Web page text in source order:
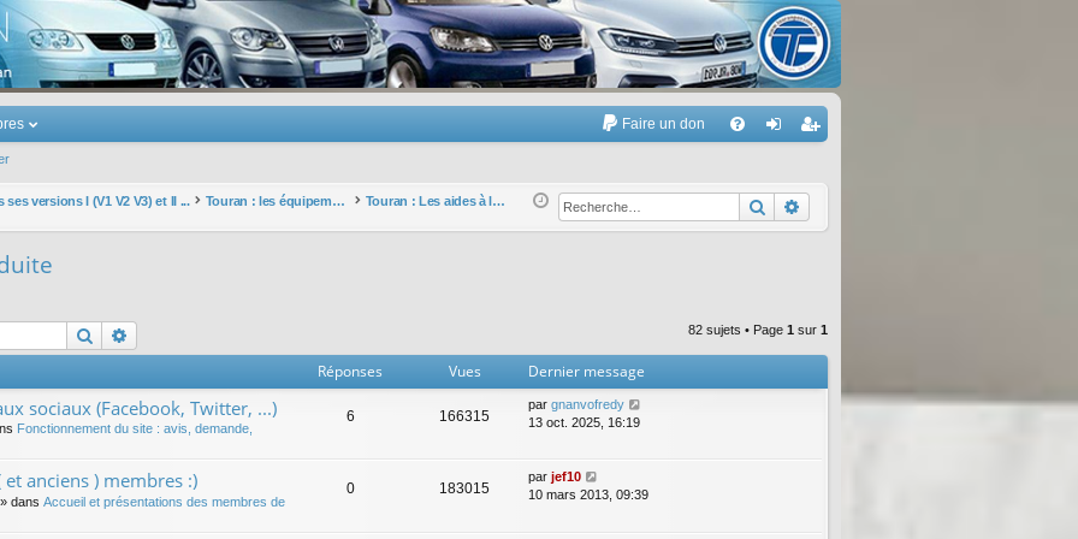
Touran
Faire un don
Q ne
xi
nr
eg
r
versions I (V1 V2 V3) et II ... Touran : les équipements électriques et électroniques Touran : Les aides à la conduite Rechercher
Rechercher 82 sujets • Page 1 sur 1
Réponses Vues Dernier message
sociaux (Facebook, Twitter, ...)
Fonctionnement du site : avis, demande,
6 166315
par gnanvofredy
13 oct. 2025, 16:19
anciens ) membres :)
» dans Accueil et présentations des membres de
0 183015
par jef10
10 mars 2013, 09:39